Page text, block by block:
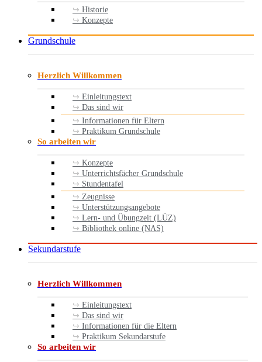
Historie
Konzepte
Grundschule
Herzlich Willkommen
Einleitungstext
Das sind wir
Informationen für Eltern
Praktikum Grundschule
So arbeiten wir
Konzepte
Unterrichtsfächer Grundschule
Stundentafel
Zeugnisse
Unterstützungsangebote
Lern- und Übungzeit (LÜZ)
Bibliothek online (NAS)
Sekundarstufe
Herzlich Willkommen
Einleitungstext
Das sind wir
Informationen für die Eltern
Praktikum Sekundarstufe
So arbeiten wir